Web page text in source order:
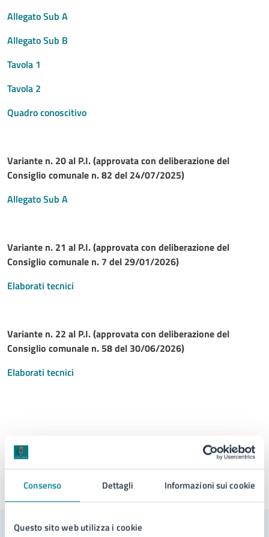
Consenso Dettagli Informazioni sui cookie
Questo sito web utilizza i cookie
Allegato Sub A
Allegato Sub B
Tavola 1
Tavola 2
Quadro conoscitivo
Variante n. 20 al P.I. (approvata con deliberazione del
Consiglio comunale n. 82 del 24/07/2025)
Allegato Sub A
Variante n. 21 al P.I. (approvata con deliberazione del
Consiglio comunale n. 7 del 29/01/2026)
Elaborati tecnici
Variante n. 22 al P.I. (approvata con deliberazione del
Consiglio comunale n. 58 del 30/06/2026)
Elaborati tecnici
Ultimo aggiornamento:13/07/2026, 10:58